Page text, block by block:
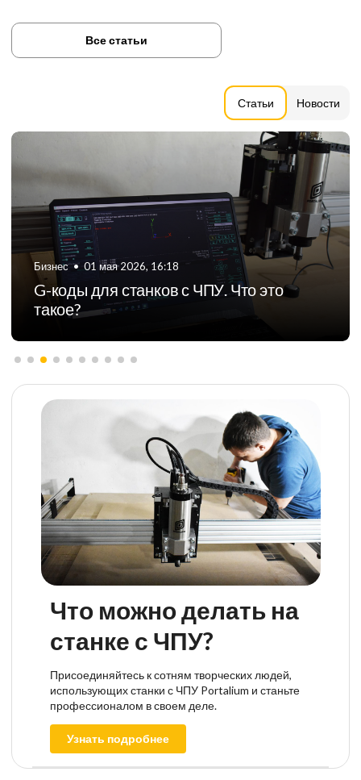
Статьи Новости
Все статьи
Бизнес • 06 августа 2024, 11:21
ТОП-5 российских производителей
фрезерных станков с ЧПУ
Что можно делать на
станке с ЧПУ?
Присоединяйтесь к сотням творческих людей,
использующих станки с ЧПУ Portalium и станьте
профессионалом в своем деле.
Узнать подробнее